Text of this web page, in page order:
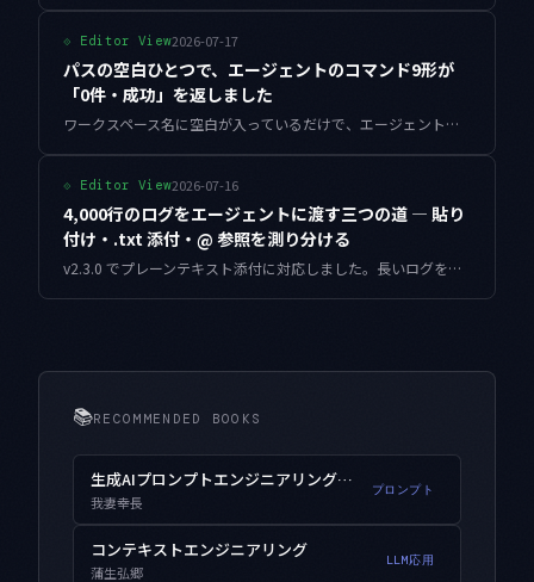
⟐ Editor View2026-07-17
パスの空白ひとつで、エージェントのコマンド9形が
「0件・成功」を返しました
ワークスペース名に空白が入っているだけで、エージェントの生成したコマンドは静かに別の場所へ届きます。未引用パス11形の実測と、cd の一行に境界を閉じる入口スクリプトの実装まで。
⟐ Editor View2026-07-16
4,000行のログをエージェントに渡す三つの道 — 貼り
付け・.txt 添付・@ 参照を測り分ける
v2.3.0 でプレーンテキスト添付に対応しました。長いログをエージェントへ渡す手段が三つに増えたことで、どれをいつ選ぶかという新しい迷いが生まれています。切り出し・計測・判断フローを実装込みで整理しました。
📚RECOMMENDED BOOKS
生成AIプロンプトエンジニアリング入門
我妻幸長
プロンプト
コンテキストエンジニアリング
蒲生弘郷
LLM応用